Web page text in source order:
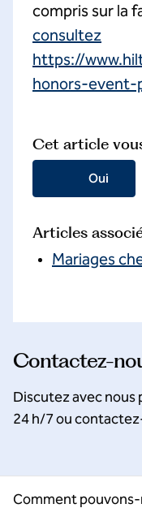
compris sur la
consultez
https://
honors-event-
Cet article
Oui
Articles
Mariages
Contactez-
Discutez avec nous
24 h/7 ou
Comment